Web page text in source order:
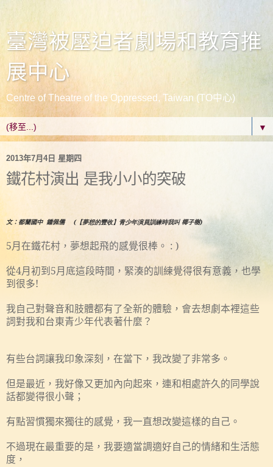
臺灣被壓迫者劇場和教育推
展中心
Centre of Theatre of the Oppressed, Taiwan (TO中心)
▼
2013年7月4日 星期四
鐵花村演出 是我小小的突破
文：都蘭國中 鍾佩儒 (【夢想的豐收】青少年演員訓練時我叫椰子樹)
5月 在鐵花村，夢想起飛的感覺很棒 。 : )
從4月初到 5月底這段時間，緊湊的訓練覺得很有意義，也學
到很多!
我自己對聲音和肢體都有了全新的體驗，會去想劇本裡這些
詞對我和台東青少年代表著什麼 ？
有些台詞讓我印象深刻 ，在當下，我改變了非常多 。
但是最近，我好像又更加內向起來，連和相處許久的同學說
話都變得很小聲 ；
有點習慣獨來獨往的感覺， 我一直想改變這樣的自己 。
不過現在最重要的是， 我要適當調適好自己的情緒和生活態
度 ，